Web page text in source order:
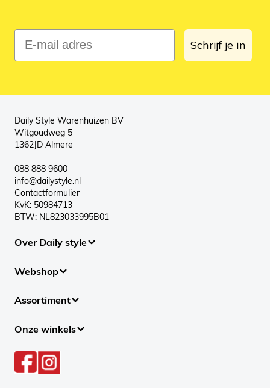
E-mail adres
Schrijf je in
Daily Style Warenhuizen BV
Witgoudweg 5
1362JD Almere
088 888 9600
info@dailystyle.nl
Contactformulier
KvK: 50984713
BTW: NL823033995B01
Over Daily style
Webshop
Assortiment
Onze winkels